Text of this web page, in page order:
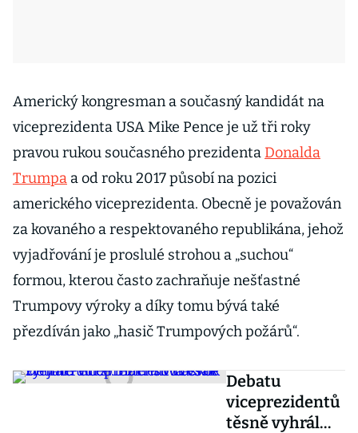
Americký kongresman a současný kandidát na
viceprezidenta USA Mike Pence je už tři roky
pravou rukou současného prezidenta Donalda
Trumpa a od roku 2017 působí na pozici
amerického viceprezidenta. Obecně je považován
za kovaného a respektovaného republikána, jehož
vyjadřování je proslulé strohou a „suchou“
formou, kterou často zachraňuje nešťastné
Trumpovy výroky a díky tomu bývá také
přezdíván jako „hasič Trumpových požárů“.
Debatu
viceprezidentů
těsně vyhrál